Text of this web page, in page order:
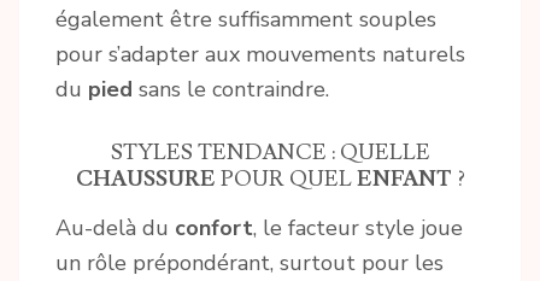
également être suffisamment souples
pour s’adapter aux mouvements naturels
du pied sans le contraindre.
STYLES TENDANCE : QUELLE
CHAUSSURE POUR QUELENFANT ?
Au-delà du confort, le facteur style joue
un rôle prépondérant, surtout pour les